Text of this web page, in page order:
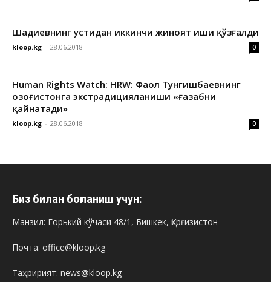
Шадиевнинг устидан иккинчи жиноят иши қўзғалди
kloop.kg - 28.06.2018 0
Human Rights Watch: HRW: Фаол Тунгишбаевнинг
Қозоғистонга экстрадицияланиши «ғазабни
қайнатади»
kloop.kg - 28.06.2018 0
Биз билан боғланиш учун:
Манзил: Горький кўчаси 48/1, Бишкек, Қирғизистон
Почта: office@kloop.kg
Таҳририят: news@kloop.kg